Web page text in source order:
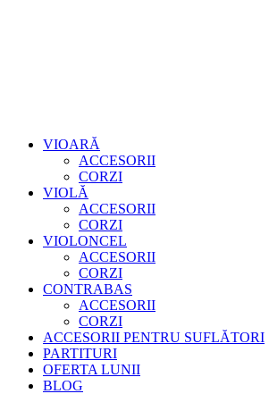
VIOARĂ
ACCESORII
CORZI
VIOLĂ
ACCESORII
CORZI
VIOLONCEL
ACCESORII
CORZI
CONTRABAS
ACCESORII
CORZI
ACCESORII PENTRU SUFLĂTORI
PARTITURI
OFERTA LUNII
BLOG